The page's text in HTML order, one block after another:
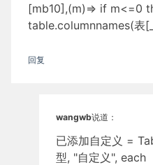
[mb10],(m)=> if m<=0
table.columnnames(表
回复
wangwb说道：
已添加自定义 =
型, "自定义", each